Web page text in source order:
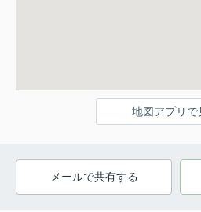
地図アプリで
メールで共有する